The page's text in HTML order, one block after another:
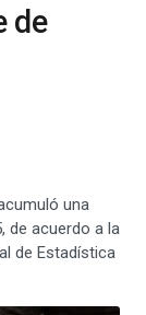
de
una
de acuerdo a la
de Estadística